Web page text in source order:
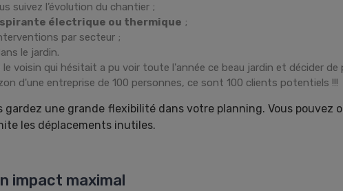
suivez l’évolution du chantier ;
électrique ou thermique ;
par secteur ;
le jardin.
voisin qui hésitait a pu voir toute l'année ce beau jardin et décider de
d'une entreprise de 100 personnes, ce sont 100 clients potentiels !!!
une grande flexibilité dans votre planning. Vous pouvez
les déplacements inutiles.
impact maximal